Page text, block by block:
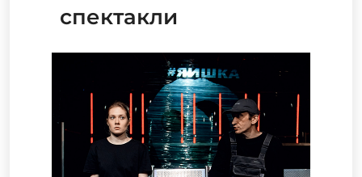
спектакли